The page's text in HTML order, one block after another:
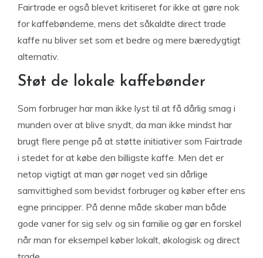
Fairtrade er også blevet kritiseret for ikke at gøre nok
for kaffebønderne, mens det såkaldte direct trade
kaffe nu bliver set som et bedre og mere bæredygtigt
alternativ.
Støt de lokale kaffebønder
Som forbruger har man ikke lyst til at få dårlig smag i
munden over at blive snydt, da man ikke mindst har
brugt flere penge på at støtte initiativer som Fairtrade
i stedet for at købe den billigste kaffe. Men det er
netop vigtigt at man gør noget ved sin dårlige
samvittighed som bevidst forbruger og køber efter ens
egne principper. På denne måde skaber man både
gode vaner for sig selv og sin familie og gør en forskel
når man for eksempel køber lokalt, økologisk og direct